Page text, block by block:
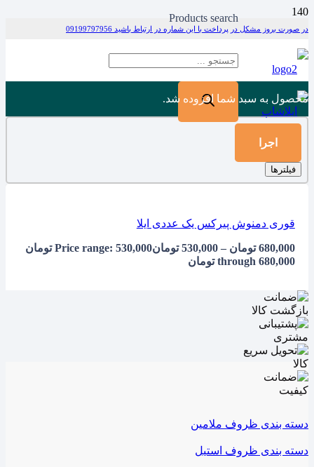
در صورت بروز مشکل در پرداخت با این شماره در ارتباط باشید 09199797956
Products search
محصول به سبد شما افزوده شد.
اجرا
فیلترها
قوری دمنوش پیرکس یک عددی ایلا
680,000 تومان –
530,000 تومان
Price range: 530,000 تومان
through 680,000 تومان
دسته بندی ظروف ملامین
دسته بندی ظروف استیل